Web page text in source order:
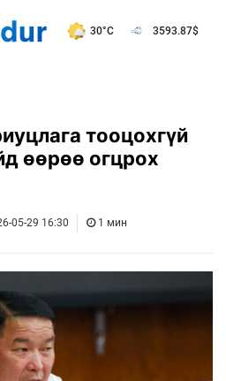
30°C 3593.87$
тооцохгүй
өөрөө огцрох
05-29 16:30 1 мин